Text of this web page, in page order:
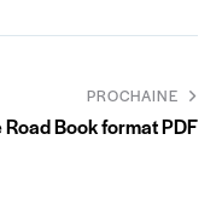
PROCHAINE
Road Book format PDF